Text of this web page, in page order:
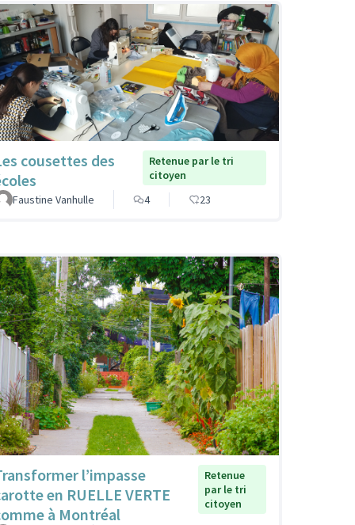
cousettes des
Retenue par le tri
citoyen
Faustine Vanhulle
4 23
l’impasse
en RUELLE VERTE
à Montréal
Retenue
par le tri
citoyen